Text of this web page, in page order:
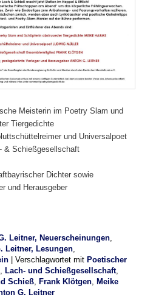
Meisterin im Poetry Slam und
Tiergedichte
und Universalpoet
& Schießgesellschaft
Dichter sowie
und Herausgeber
Leitner, Neuerscheinungen
Leitner, Lesungen
|Verschlagwortet mit Poetischer
,Lach- und Schießgesellschaft,
Schieß ,Frank Klötgen ,Meike
G. Leitner